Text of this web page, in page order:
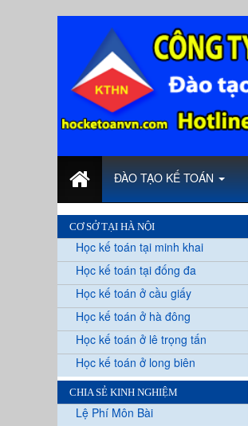
ĐÀO TẠO KẾ TOÁN
CƠ SỞ TẠI HÀ NỘI
Học kế toán tại minh khai
Học kế toán tại đống đa
Học kế toán ở cầu giấy
Học kế toán ở hà đông
Học kế toán ở lê trọng tấn
Học kế toán ở long biên
CHIA SẺ KINH NGHIỆM
Lệ Phí Môn Bài